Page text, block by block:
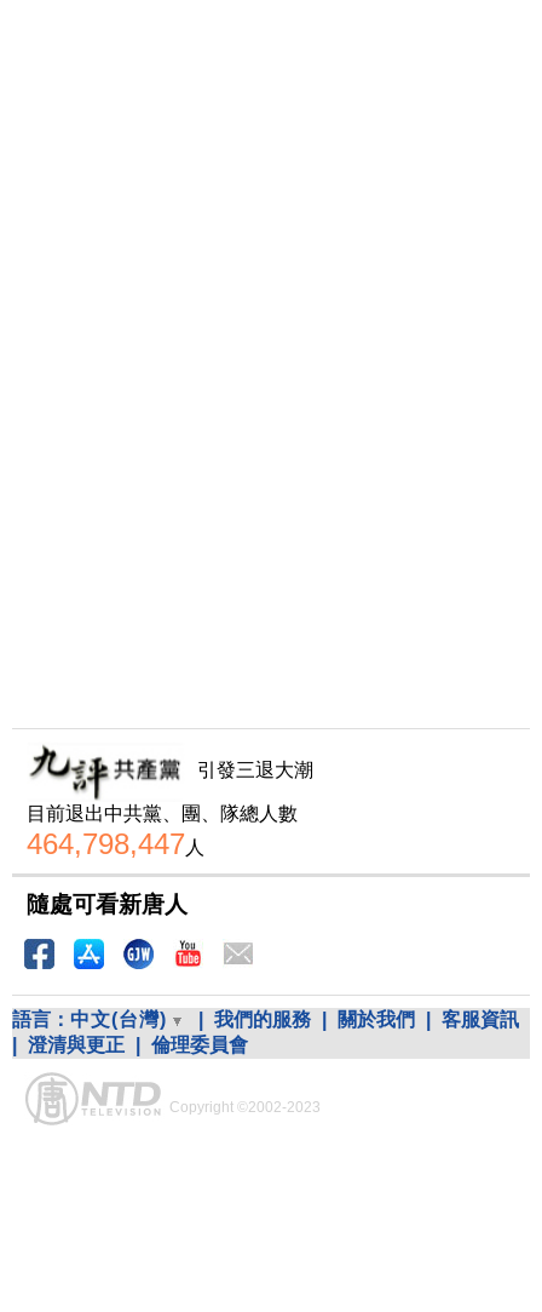
引發三退大潮
目前退出中共黨、團、隊總人數
464,798,447人
隨處可看新唐人
語言： 中文(台灣) 我們的服務 關於我們
客服資訊
澄清與更正 倫理委員會
Copyright ©2002-2023